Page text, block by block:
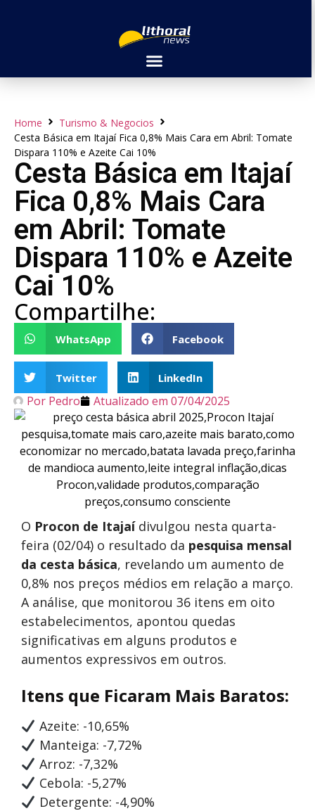
Home
Turismo & Negocios
Cesta Básica em Itajaí Fica 0,8% Mais Cara em Abril: Tomate
Dispara 110% e Azeite Cai 10%
Cesta Básica em Itajaí
Fica 0,8% Mais Cara
em Abril: Tomate
Dispara 110% e Azeite
Cai 10%
Compartilhe:
WhatsApp Facebook
Twitter LinkedIn
Por Pedro Atualizado em 07/04/2025
O Procon de Itajaídivulgou nesta quarta-
feira (02/04) o resultado da pesquisa mensal
da cesta básica, revelando um aumento de
0,8% nos preços médios em relação a março.
A análise, que monitorou 36 itens em oito
estabelecimentos, apontou quedas
significativas em alguns produtos e
aumentos expressivos em outros.
Itens que Ficaram Mais Baratos:
Azeite: -10,65%
Manteiga: -7,72%
Arroz: -7,32%
Cebola: -5,27%
Detergente: -4,90%